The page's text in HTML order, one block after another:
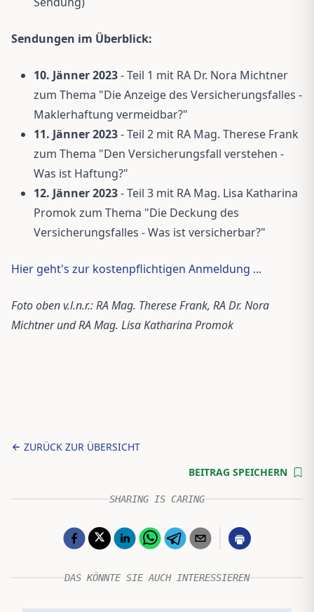
Sendungen im Überblick:
10. Jänner 2023- Teil 1 mit RA Dr. Nora Michtner
zum Thema "Die Anzeige des Versicherungsfalles -
Maklerhaftung vermeidbar?"
11. Jänner 2023- Teil 2 mit RA Mag. Therese Frank
zum Thema "Den Versicherungsfall verstehen -
Was ist Haftung?"
12. Jänner 2023- Teil 3 mit RA Mag. Lisa Katharina
Promok zum Thema "Die Deckung des
Versicherungsfalles - Was ist versicherbar?"
Hier geht's zur kostenpflichtigen Anmeldung ...
Foto oben v.l.n.r.: RA Mag. Therese Frank, RA Dr. Nora
Michtner und RA Mag. Lisa Katharina Promok
ZURÜCK ZUR ÜBERSICHT
BEITRAG SPEICHERN
SHARING IS CARING
DAS KÖNNTE SIE AUCH INTERESSIEREN